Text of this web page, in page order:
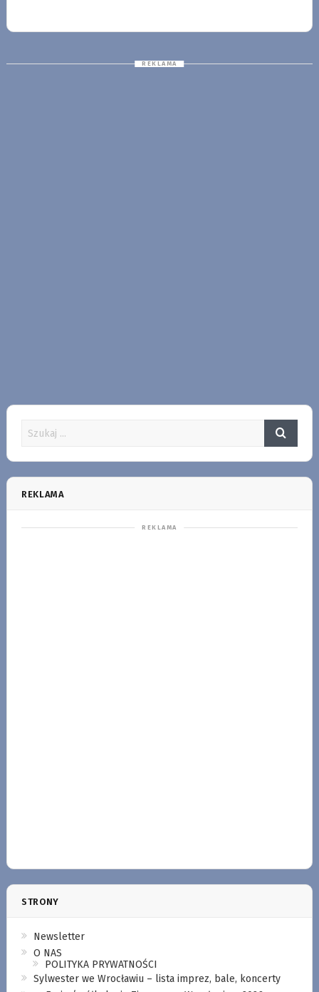
REKLAMA
STRONY
Newsletter
O NAS
POLITYKA PRYWATNOŚCI
Sylwester we Wrocławiu – lista imprez, bale, koncerty